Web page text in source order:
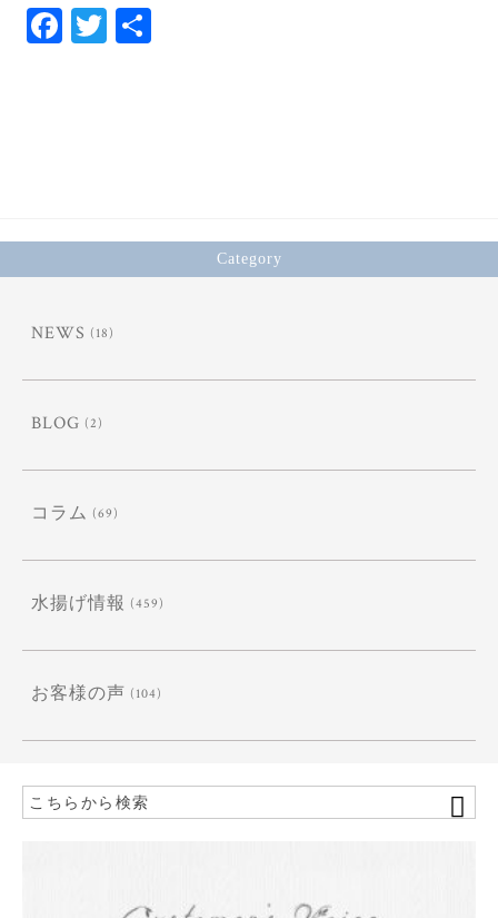
Fa T
Category
NEWS (18)
BLOG (2)
コラム (69)
水揚げ情報 (459)
お客様の声 (104)